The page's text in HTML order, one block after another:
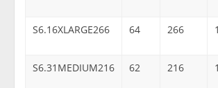
S6.16XLARGE266 64 266
S6.31MEDIUM216 62 216